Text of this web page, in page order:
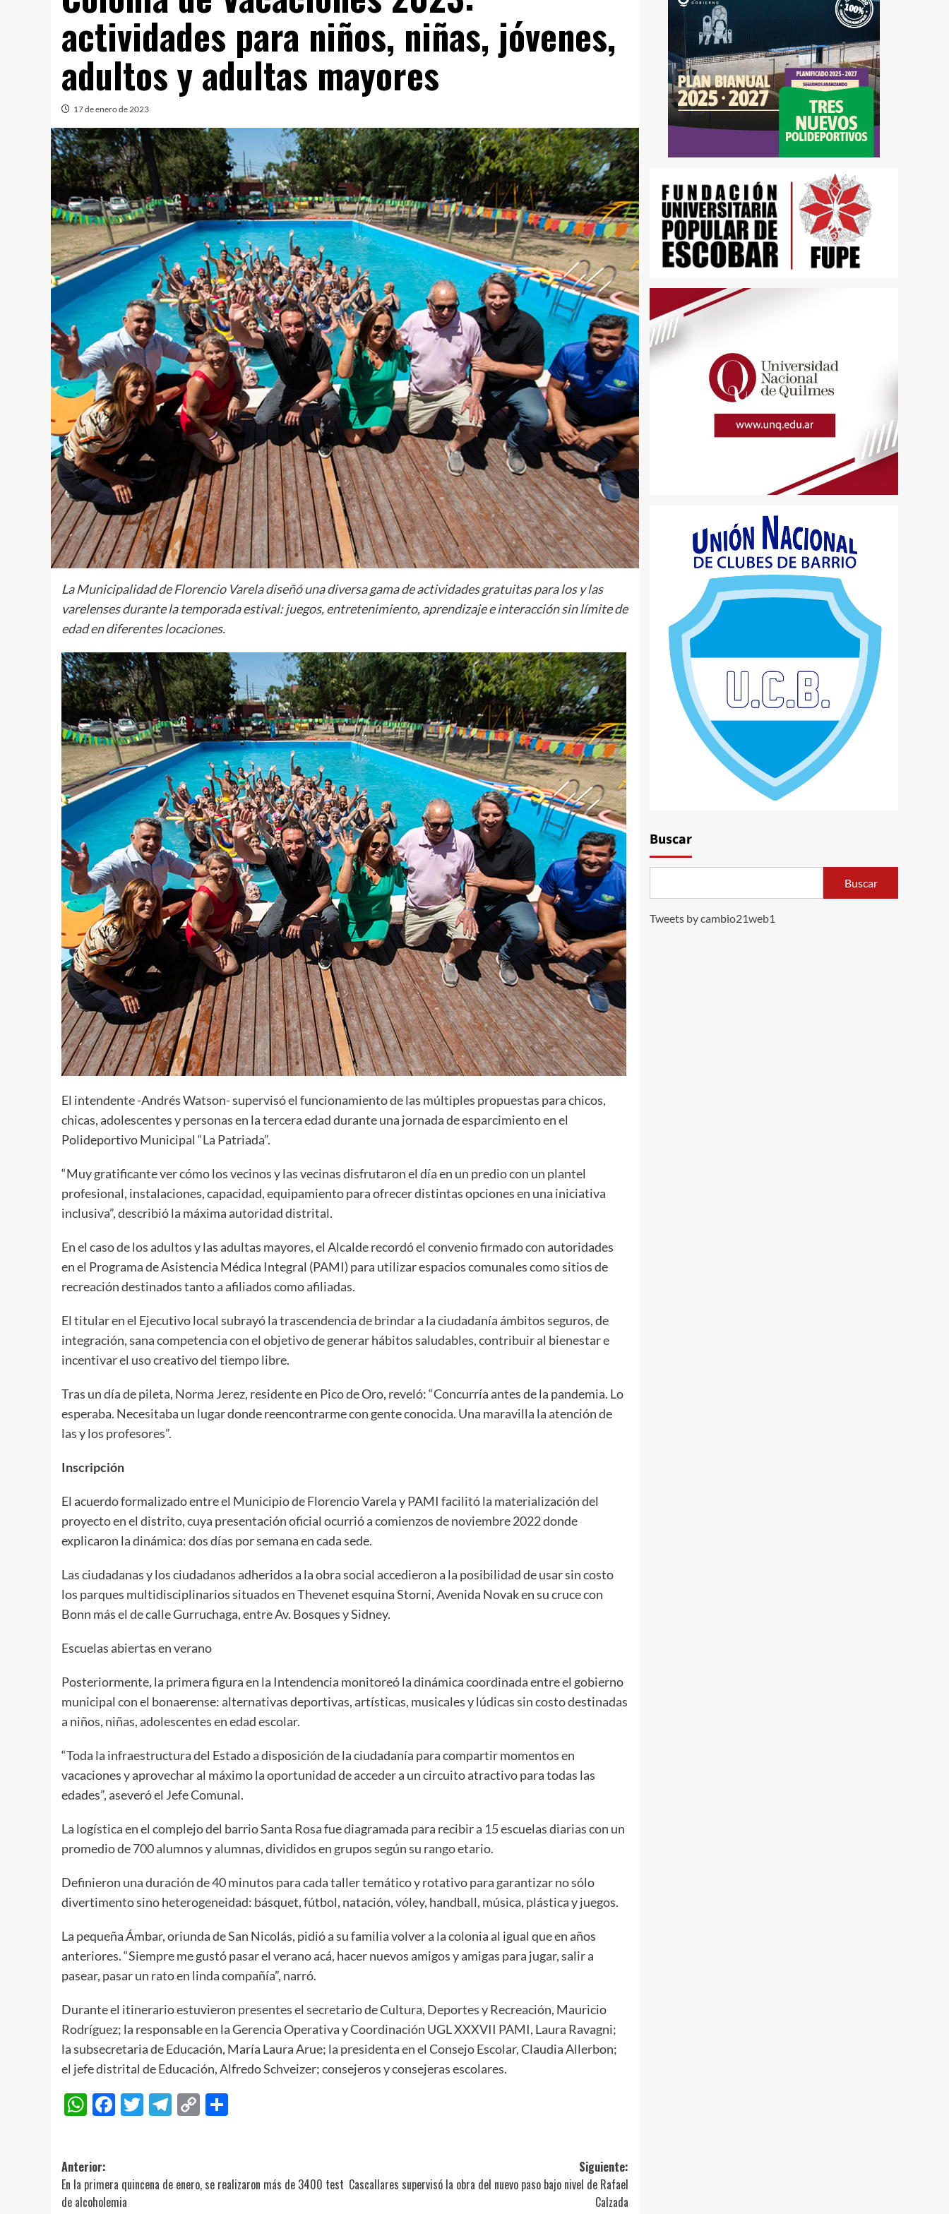
actividades para niños, niñas, jóvenes,
adultos y adultas mayores
17 de enero de 2023
La Municipalidad de Florencio Varela diseñó una diversa gama de actividades gratuitas para los y las
varelenses durante la temporada estival: juegos, entretenimiento, aprendizaje e interacción sin límite de
edad en diferentes locaciones.
El intendente -Andrés Watson- supervisó el funcionamiento de las múltiples propuestas para chicos,
chicas, adolescentes y personas en la tercera edad durante una jornada de esparcimiento en el
Polideportivo Municipal “La Patriada”.
“Muy gratificante ver cómo los vecinos y las vecinas disfrutaron el día en un predio con un plantel
profesional, instalaciones, capacidad, equipamiento para ofrecer distintas opciones en una iniciativa
inclusiva”, describió la máxima autoridad distrital.
En el caso de los adultos y las adultas mayores, el Alcalde recordó el convenio firmado con autoridades
en el Programa de Asistencia Médica Integral (PAMI) para utilizar espacios comunales como sitios de
recreación destinados tanto a afiliados como afiliadas.
El titular en el Ejecutivo local subrayó la trascendencia de brindar a la ciudadanía ámbitos seguros, de
integración, sana competencia con el objetivo de generar hábitos saludables, contribuir al bienestar e
incentivar el uso creativo del tiempo libre.
Tras un día de pileta, Norma Jerez, residente en Pico de Oro, reveló: “Concurría antes de la pandemia. Lo
esperaba. Necesitaba un lugar donde reencontrarme con gente conocida. Una maravilla la atención de
las y los profesores”.
Inscripción
El acuerdo formalizado entre el Municipio de Florencio Varela y PAMI facilitó la materialización del
proyecto en el distrito, cuya presentación oficial ocurrió a comienzos de noviembre 2022 donde
explicaron la dinámica: dos días por semana en cada sede.
Las ciudadanas y los ciudadanos adheridos a la obra social accedieron a la posibilidad de usar sin costo
los parques multidisciplinarios situados en Thevenet esquina Storni, Avenida Novak en su cruce con
Bonn más el de calle Gurruchaga, entre Av. Bosques y Sidney.
Escuelas abiertas en verano
Posteriormente, la primera figura en la Intendencia monitoreó la dinámica coordinada entre el gobierno
municipal con el bonaerense: alternativas deportivas, artísticas, musicales y lúdicas sin costo destinadas
a niños, niñas, adolescentes en edad escolar.
“Toda la infraestructura del Estado a disposición de la ciudadanía para compartir momentos en
vacaciones y aprovechar al máximo la oportunidad de acceder a un circuito atractivo para todas las
edades”, aseveró el Jefe Comunal.
La logística en el complejo del barrio Santa Rosa fue diagramada para recibir a 15 escuelas diarias con un
promedio de 700 alumnos y alumnas, divididos en grupos según su rango etario.
Definieron una duración de 40 minutos para cada taller temático y rotativo para garantizar no sólo
divertimento sino heterogeneidad: básquet, fútbol, natación, vóley, handball, música, plástica y juegos.
La pequeña Ámbar, oriunda de San Nicolás, pidió a su familia volver a la colonia al igual que en años
anteriores. “Siempre me gustó pasar el verano acá, hacer nuevos amigos y amigas para jugar, salir a
pasear, pasar un rato en linda compañía”, narró.
Durante el itinerario estuvieron presentes el secretario de Cultura, Deportes y Recreación, Mauricio
Rodríguez; la responsable en la Gerencia Operativa y Coordinación UGL XXXVII PAMI, Laura Ravagni;
la subsecretaria de Educación, María Laura Arue; la presidenta en el Consejo Escolar, Claudia Allerbon;
el jefe distrital de Educación, Alfredo Schveizer; consejeros y consejeras escolares.
WhatsApp
Facebook
Twitter
Telegram
Copy
Navegación
de
Anterior:
En la primera quincena de enero, se realizaron más de 3400 test
de alcoholemia
Siguiente:
Cascallares supervisó la obra del nuevo paso bajo nivel de Rafael
Calzada
Buscar
Buscar
Tweets by cambio21web1